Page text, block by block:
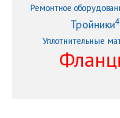
Ремонтное
Тройники
Уплотнительные